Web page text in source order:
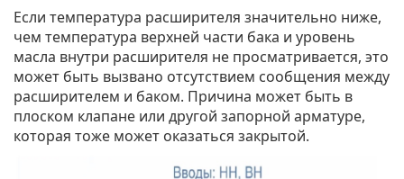
Если температура расширителя значительно ниже,
чем температура верхней части бака и уровень
масла внутри расширителя не просматривается, это
может быть вызвано отсутствием сообщения между
расширителем и баком. Причина может быть в
плоском клапане или другой запорной арматуре,
которая тоже может оказаться закрытой.